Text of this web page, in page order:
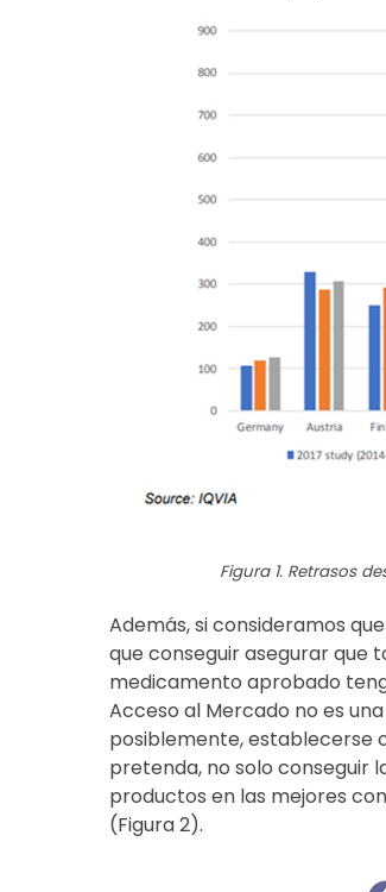
Figura 1. Retrasos
Además, si consideramos
que conseguir asegurar que
medicamento aprobado
Acceso al Mercado no es
posiblemente, establecerse
pretenda, no solo conseguir
productos en las mejores
(Figura 2).